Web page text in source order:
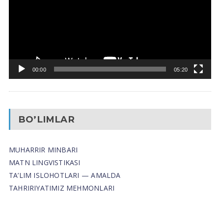
00:00 05:20
BO’LIMLAR
MUHARRIR MINBARI
MATN LINGVISTIKASI
TA’LIM ISLOHOTLARI — AMALDA
TAHRIRIYATIMIZ MEHMONLARI